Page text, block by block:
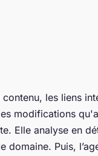
les liens
modifications
Elle analyse en
domaine. Puis,